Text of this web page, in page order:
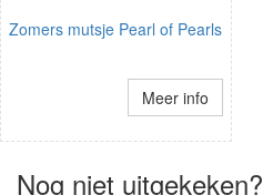
Zomers mutsje Pearl of Pearls
Meer info
Nog niet uitgekeken?